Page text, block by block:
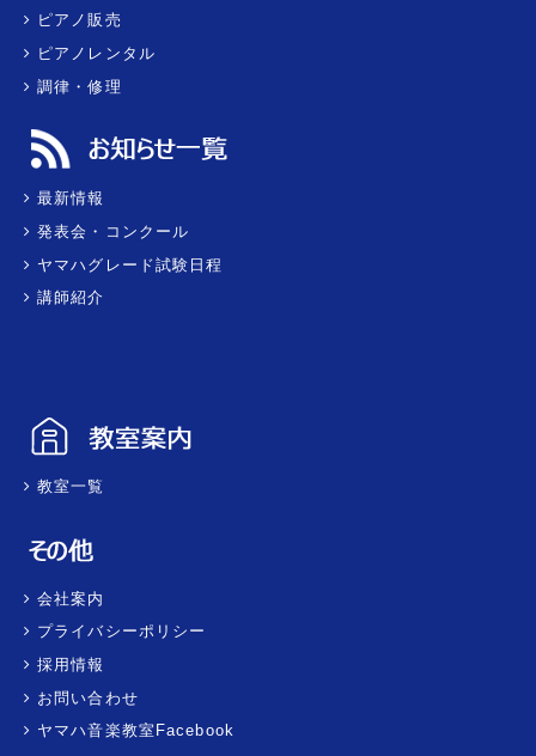
ピアノ販売
ピアノレンタル
調律・修理
最新情報
発表会・コンクール
ヤマハグレード試験日程
講師紹介
教室一覧
会社案内
プライバシーポリシー
採用情報
お問い合わせ
ヤマハ音楽教室Facebook